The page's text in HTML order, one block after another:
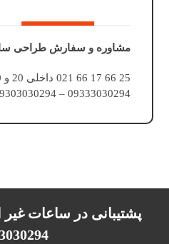
مشاوره و سفارش طراحی
25 66 17 66 021 داخلی 20 و 40
09333030294 – 09303030294